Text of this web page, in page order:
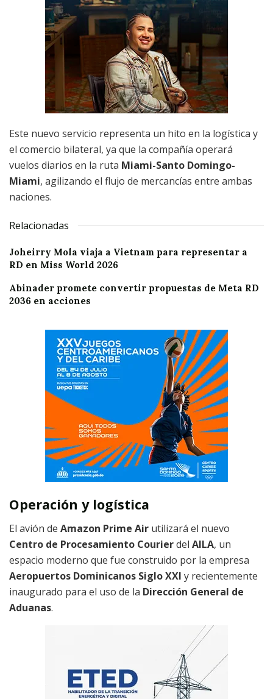
Este nuevo servicio representa un hito en la logística y
el comercio bilateral, ya que la compañía operará
vuelos diarios en la ruta Miami-Santo Domingo-
Miami, agilizando el flujo de mercancías entre ambas
naciones.
Relacionadas
Joheirry Mola viaja a Vietnam para representar a
RD en Miss World 2026
Abinader promete convertir propuestas de Meta RD
2036 en acciones
Operación y logística
El avión de Amazon Prime Air utilizará el nuevo
Centro de Procesamiento Courierdel AILA, un
espacio moderno que fue construido por la empresa
Aeropuertos Dominicanos Siglo XXI y recientemente
inaugurado para el uso de la Dirección General de
Aduanas.